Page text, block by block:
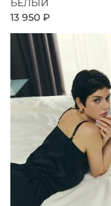
БЕЛЫЙ
13 950 ₽